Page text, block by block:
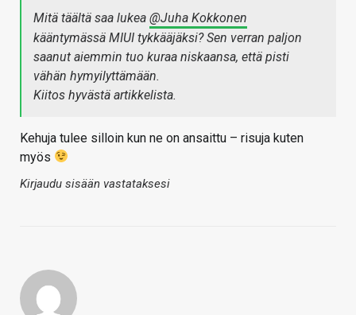
Mitä täältä saa lukea @Juha Kokkonen
kääntymässä MIUI tykkääjäksi? Sen verran paljon
saanut aiemmin tuo kuraa niskaansa, että pisti
vähän hymyilyttämään.
Kiitos hyvästä artikkelista.
Kehuja tulee silloin kun ne on ansaittu – risuja kuten
myös
Kirjaudu sisään vastataksesi